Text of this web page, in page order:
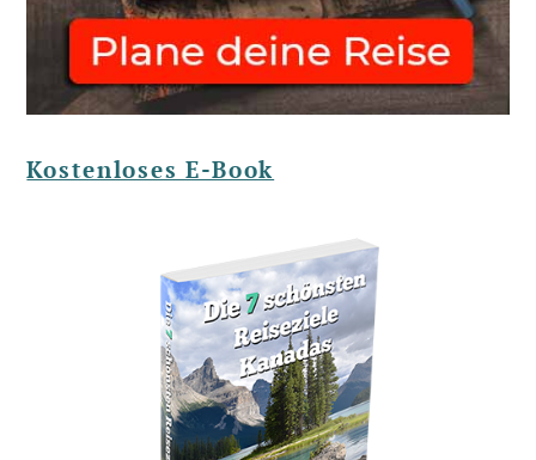
Kostenloses E-Book